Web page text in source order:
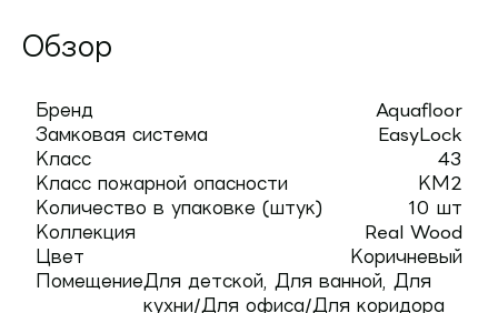
Обзор
Бренд
Aquafloor
Замковая система
EasyLock
Класс
43
Класс пожарной опасности
КМ2
Количество в упаковке (штук)
10 шт
Коллекция
Real Wood
Цвет
Коричневый
ПомещениеДля детской, Для ванной, Для
кухни/Для офиса/Для коридора